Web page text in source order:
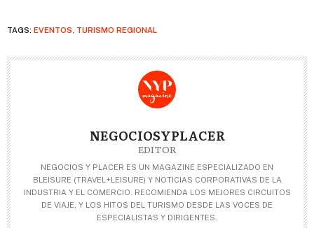
TAGS: EVENTOS TURISMO REGIONAL
NEGOCIOSYPLACER
EDITOR
NEGOCIOS Y PLACER ES UN MAGAZINE ESPECIALIZADO EN
BLEISURE (TRAVEL+LEISURE) Y NOTICIAS CORPORATIVAS DE LA
INDUSTRIA Y EL COMERCIO. RECOMIENDA LOS MEJORES CIRCUITOS
DE VIAJE, Y LOS HITOS DEL TURISMO DESDE LAS VOCES DE
ESPECIALISTAS Y DIRIGENTES.